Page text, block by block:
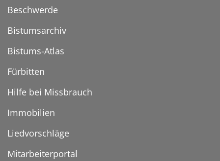
Beschwerde
Bistumsarchiv
Bistums-Atlas
Fürbitten
Hilfe bei Missbrauch
Immobilien
Liedvorschläge
Mitarbeiterportal